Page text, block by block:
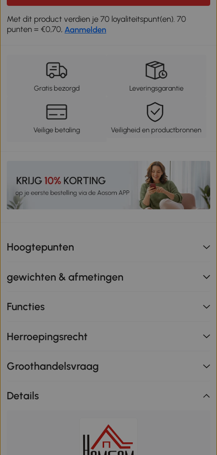
Met dit product verdien je 70 loyaliteitspunt(en). 70
punten = €0,70, Aanmelden
Gratis bezorgd Leveringsgarantie
Veilige betaling Veiligheid en productbronnen
Hoogtepunten
gewichten & afmetingen
Functies
Herroepingsrecht
Groothandelsvraag
Details